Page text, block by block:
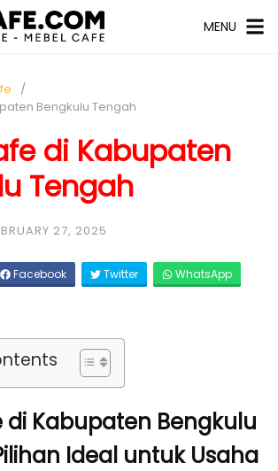
MENU
Bengkulu Tengah
di Kabupaten
Tengah
27, 2025
Facebook Twitter
WhatsApp
di Kabupaten Bengkulu
Ideal untuk Usaha